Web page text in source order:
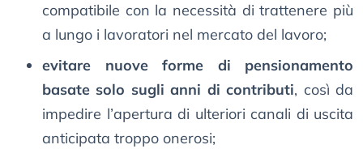
compatibile con la necessità di trattenere più
a lungo i lavoratori nel mercato del lavoro;
evitare nuove forme di pensionamento
basate solo sugli anni di contributi, così da
impedire l’apertura di ulteriori canali di uscita
anticipata troppo onerosi;